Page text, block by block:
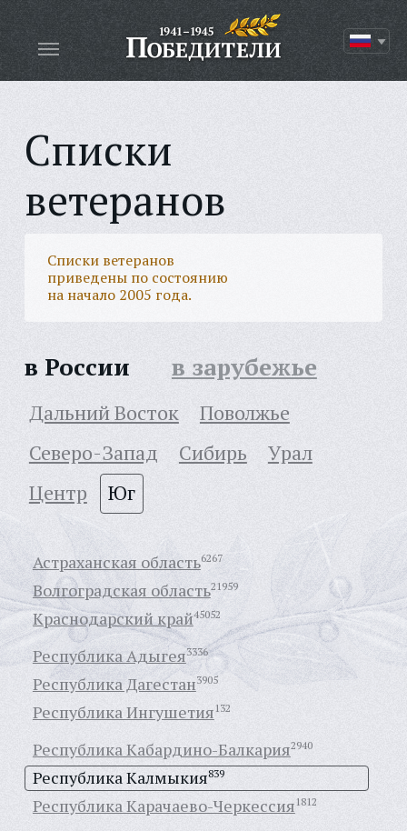
Списки
ветеранов
Списки ветеранов
приведены по состоянию
на начало 2005 года.
в России в зарубежье
Дальний Восток
Поволжье
Северо-Запад
Сибирь
Урал
Центр
Юг
Астраханская область6267
Волгоградская область21959
Краснодарский край45052
Республика Адыгея3336
Республика Дагестан3905
Республика Ингушетия132
Республика Кабардино-Балкария2940
Республика Калмыкия839
Республика Карачаево-Черкессия1812